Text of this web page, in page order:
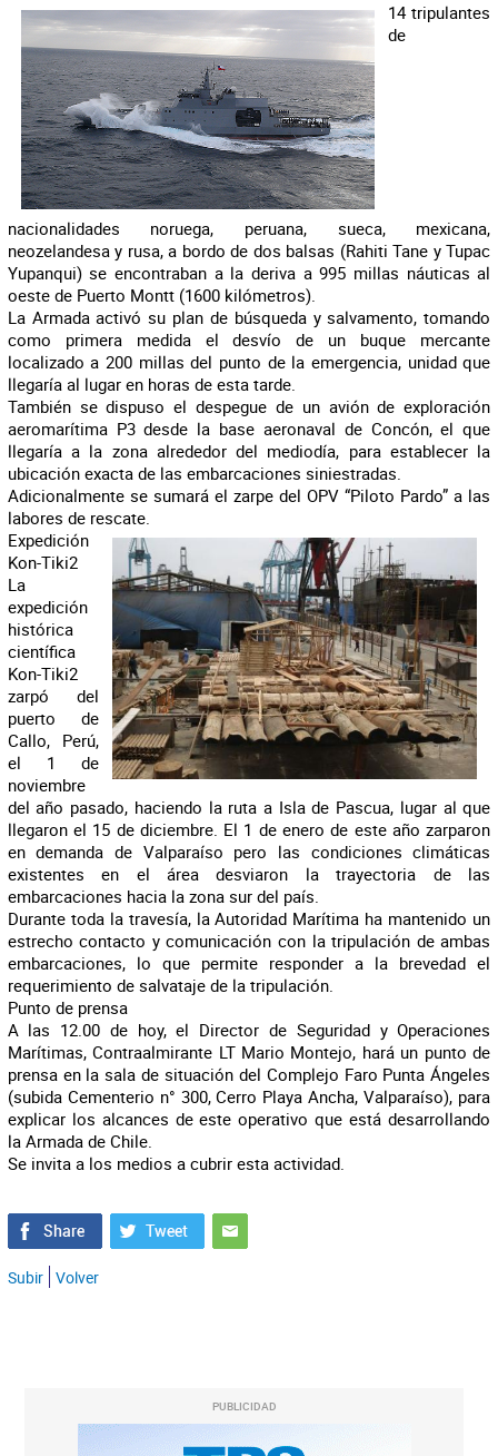
14 tripulantes
de
nacionalidades noruega, peruana, sueca, mexicana,
neozelandesa y rusa, a bordo de dos balsas (Rahiti Tane y Tupac
Yupanqui) se encontraban a la deriva a 995 millas náuticas al
oeste de Puerto Montt (1600 kilómetros).
La Armada activó su plan de búsqueda y salvamento, tomando
como primera medida el desvío de un buque mercante
localizado a 200 millas del punto de la emergencia, unidad que
llegaría al lugar en horas de esta tarde.
También se dispuso el despegue de un avión de exploración
aeromarítima P3 desde la base aeronaval de Concón, el que
llegaría a la zona alrededor del mediodía, para establecer la
ubicación exacta de las embarcaciones siniestradas.
Adicionalmente se sumará el zarpe del OPV “Piloto Pardo” a las
labores de rescate.
Expedición
Kon-Tiki2
La
expedición
histórica
científica
Kon-Tiki2
zarpó del
puerto de
Callo, Perú,
el 1 de
noviembre
del año pasado, haciendo la ruta a Isla de Pascua, lugar al que
llegaron el 15 de diciembre. El 1 de enero de este año zarparon
en demanda de Valparaíso pero las condiciones climáticas
existentes en el área desviaron la trayectoria de las
embarcaciones hacia la zona sur del país.
Durante toda la travesía, la Autoridad Marítima ha mantenido un
estrecho contacto y comunicación con la tripulación de ambas
embarcaciones, lo que permite responder a la brevedad el
requerimiento de salvataje de la tripulación.
Punto de prensa
A las 12.00 de hoy, el Director de Seguridad y Operaciones
Marítimas, Contraalmirante LT Mario Montejo, hará un punto de
prensa en la sala de situación del Complejo Faro Punta Ángeles
(subida Cementerio n° 300, Cerro Playa Ancha, Valparaíso), para
explicar los alcances de este operativo que está desarrollando
la Armada de Chile.
Se invita a los medios a cubrir esta actividad.
Subir Volver
PUBLICIDAD